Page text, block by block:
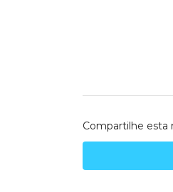
Compartilhe esta